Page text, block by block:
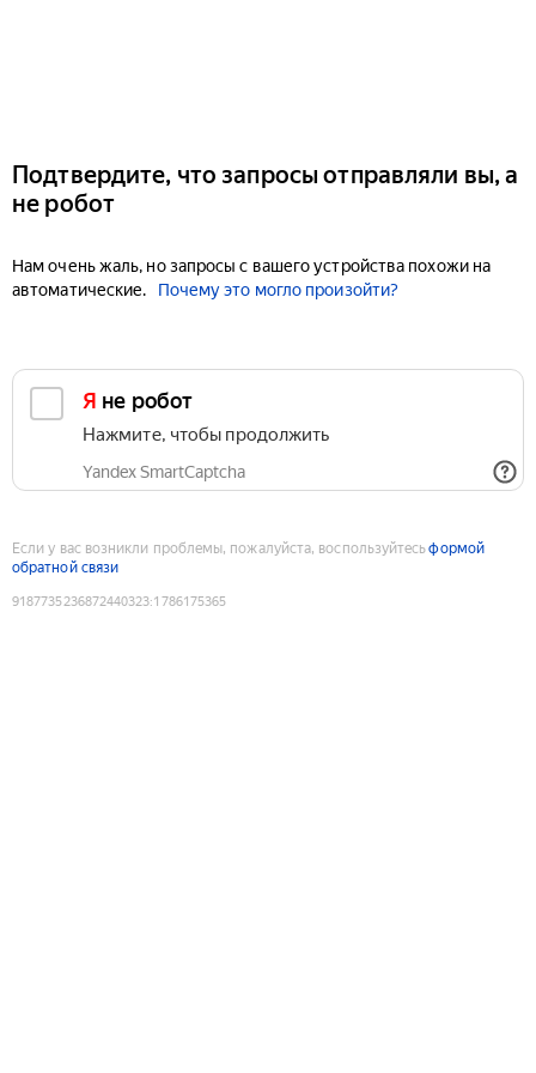
Подтвердите, что запросы отправляли вы, а
не робот
Нам очень жаль, но запросы с вашего устройства похожи на
автоматические.
Почему это могло произойти?
Я не робот
Нажмите, чтобы продолжить
Yandex SmartCaptcha
Если у вас возникли проблемы, пожалуйста, воспользуйтесьформой
обратной связи
9187735236872440323:1786175365